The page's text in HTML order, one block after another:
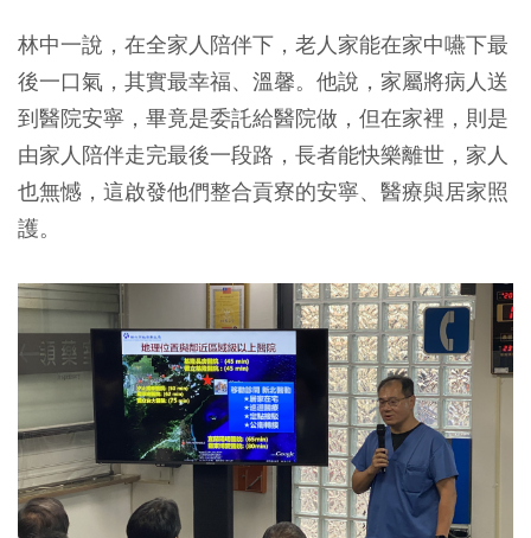
林中一說，在全家人陪伴下，老人家能在家中嚥下最
後一口氣，其實最幸福、溫馨。他說，家屬將病人送
到醫院安寧，畢竟是委託給醫院做，但在家裡，則是
由家人陪伴走完最後一段路，長者能快樂離世，家人
也無憾，這啟發他們整合貢寮的安寧、醫療與居家照
護。